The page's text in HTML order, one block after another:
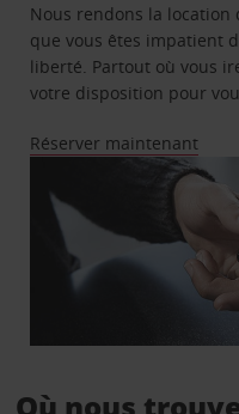
Nous rendons la location
que vous êtes impatient
liberté. Partout où vous
votre disposition pour
Réserver maintenant